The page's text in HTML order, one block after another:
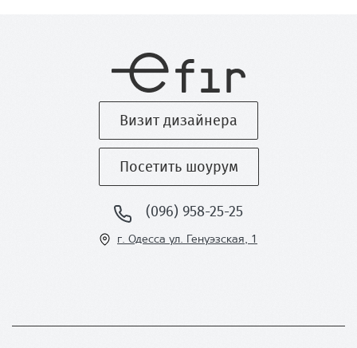
г. Одесса ул. Генуэзская, 1
(096) 958-25-25
Посетить шоурум
Визит дизайнера